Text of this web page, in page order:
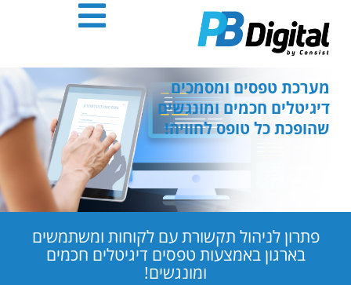
אנטר
מערכת טפסים ומסמכים
דיגיטלים חכמים ומונגשים
שהופכת כל טופס לחוויה!
פתרון לניהול תקשורת עם לקוחות ומשתמשים
בארגון באמצעות טפסים דיגיטלים חכמים
ומונגשים!